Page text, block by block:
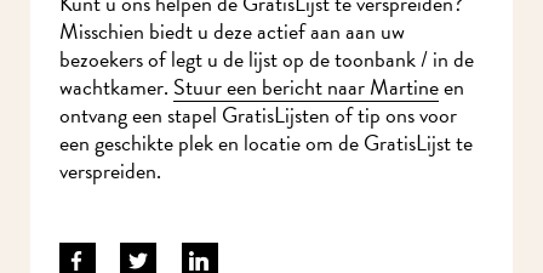
Kunt u ons helpen de GratisLijst te verspreiden?
Misschien biedt u deze actief aan aan uw
bezoekers of legt u de lijst op de toonbank / in de
wachtkamer.Stuur een bericht naar Martineen
ontvang een stapel GratisLijsten of tip ons voor
een geschikte plek en locatie om de GratisLijst te
verspreiden.
Ik wil MidWest-
nieuws!